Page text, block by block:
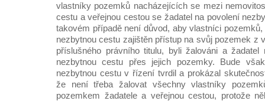
vlastníky pozemků nacházejících se mezi
cestu a veřejnou cestou se žadatel na povolení
takovém případě není důvod, aby vlastníci
nezbytnou cestu zajištěn přístup na svůj pozemek z
příslušného právního titulu, byli žalováni a žadatel
nezbytnou cestu přes jejich pozemky. Bude
nezbytnou cestu v řízení tvrdil a prokázal
že není třeba žalovat všechny vlastníky
pozemkem žadatele a veřejnou cestou, protože